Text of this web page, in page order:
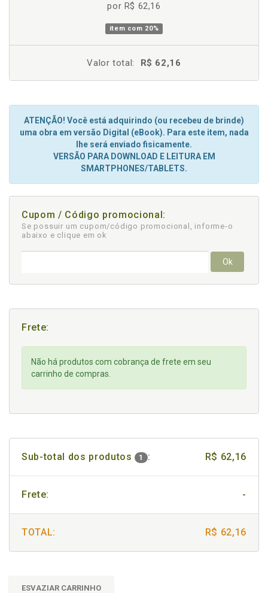
por R$ 62,16
item com 20%
Valor total: R$ 62,16
ATENÇÃO! Você está adquirindo (ou recebeu de brinde)
uma obra em versão Digital (eBook). Para este item, nada
lhe será enviado fisicamente.
VERSÃO PARA DOWNLOAD E LEITURA EM
SMARTPHONES/TABLETS.
Cupom / Código promocional:
Se possuir um cupom/código promocional, informe-o
abaixo e clique em ok
Ok
Frete:
Não há produtos com cobrança de frete em seu
carrinho de compras.
Sub-total dos produtos 1 : R$ 62,16
Frete: -
TOTAL: R$ 62,16
ESVAZIAR CARRINHO